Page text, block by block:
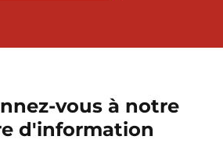
vous à notre
d'information